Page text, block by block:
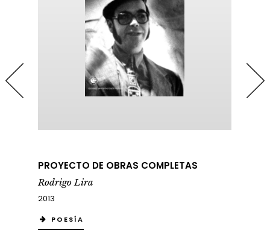
PROYECTO DE OBRAS COMPLETAS
Rodrigo Lira
2013
POESÍA